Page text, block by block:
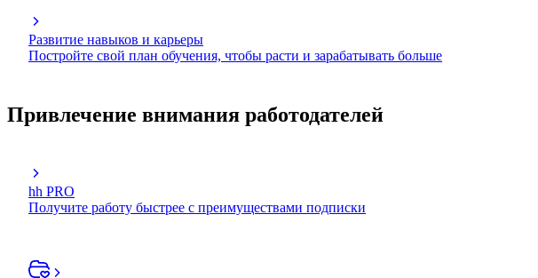
Развитие навыков и карьеры
Постройте свой план обучения, чтобы расти и зарабатывать больше
Привлечение внимания работодателей
hh PRO
Получите работу быстрее с преимуществами подписки